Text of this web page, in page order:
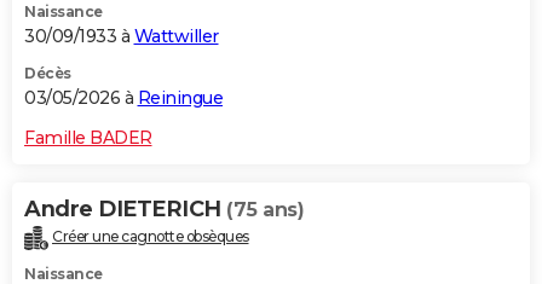
Naissance
30/09/1933 à Wattwiller
Décès
03/05/2026 à Reiningue
Famille BADER
Andre DIETERICH (75 ans)
Créer une cagnotte obsèques
Naissance